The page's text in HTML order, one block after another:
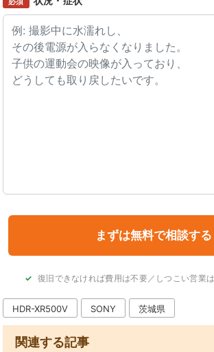
復旧できなければ費用は不要／しつこい営業
HDR-XR500V SONY 茨城県
関連する記事